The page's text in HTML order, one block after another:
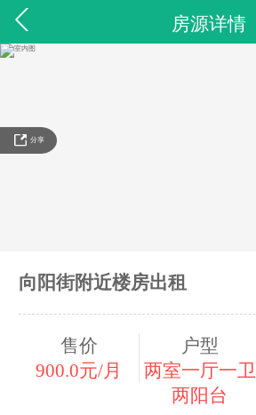
房源详情
分享
向阳街附近楼房出租
售价
900.0元/月
户型
两室一厅一卫
两阳台